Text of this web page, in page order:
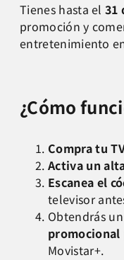
Tienes hasta el31
promoción y
entretenimiento
¿Cómo
Compra tu
Activa un
Escanea el
televisor
Obtendrás
promocional
Movistar+.